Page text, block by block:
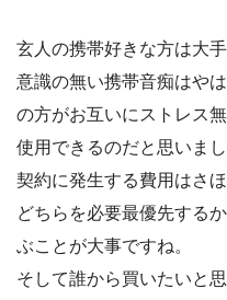
玄人の携帯好きな方は大
意識の無い携帯音痴はや
の方がお互いにストレス無
使用できるのだと思いまし
契約に発生する費用はさ
どちらを必要最優先する
ぶことが大事ですね。
そして誰から買いたいと